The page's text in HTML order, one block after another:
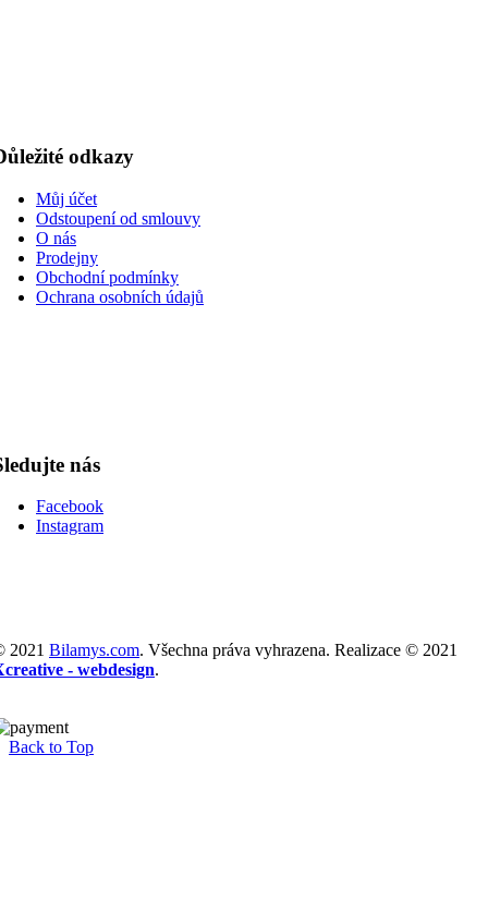
odkazy
Můj účet
Odstoupení od smlouvy
O nás
Prodejny
Obchodní podmínky
Ochrana osobních údajů
nás
Facebook
Instagram
2021 Bilamys.com. Všechna práva vyhrazena. Realizace © 2021
- webdesign.
Back to Top